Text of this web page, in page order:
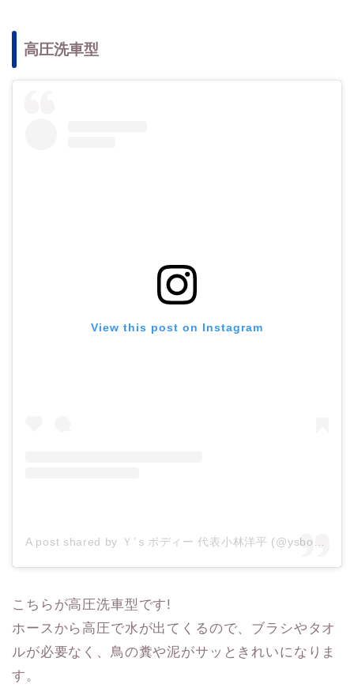
高圧洗車型
View this post on Instagram
こちらが高圧洗車型です!
ホースから高圧で水が出てくるので、ブラシやタオ
ルが必要なく、鳥の糞や泥がサッときれいになりま
す。